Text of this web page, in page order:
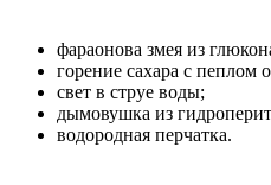
фараонова змея из
горение сахара с пеплом
свет в струе воды;
дымовушка из
водородная перчатка.